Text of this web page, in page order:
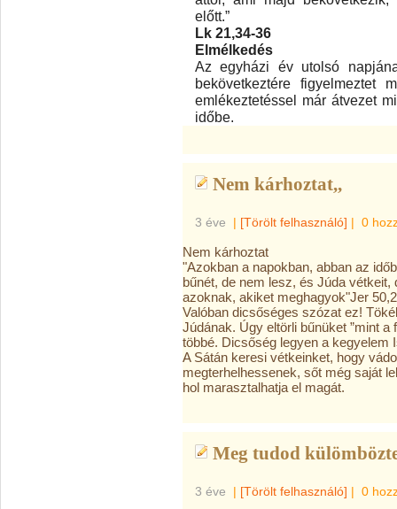
előtt.”
Lk 21,34-36
Elmélkedés
Az egyházi év utolsó
bekövetkeztére figyelmeztet
emlékeztetéssel már átvezet
időbe.
Nem kárhoztat,,
3 éve | [Törölt felhasználó] | 0
Nem kárhoztat
"Azokban a napokban, abban az
bűnét, de nem lesz, és Júda
azoknak, akiket meghagyok"Jer
Valóban dicsőséges szózat ez!
Júdának. Úgy eltörli bűnüket ”mint
többé. Dicsőség legyen a kegyelem
A Sátán keresi vétkeinket, hogy
megterhelhessenek, sőt még saját
hol marasztalhatja el magát.
Meg tudod
3 éve | [Törölt felhasználó] | 0